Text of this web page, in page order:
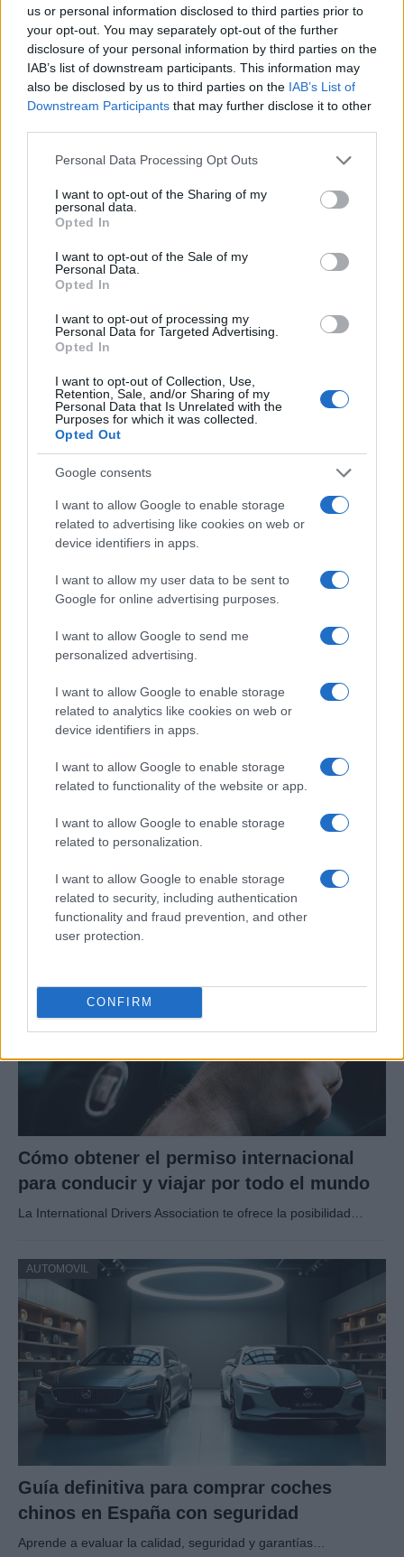
us or personal information disclosed to third parties prior to
your opt-out. You may separately opt-out of the further
disclosure of your personal information by third parties on the
IAB’s list of downstream participants. This information may
also be disclosed by us to third parties on the IAB’s List of
Downstream Participants that may further disclose it to other
Please note that this website/app uses one or more Google
not limited to your visit or usage behaviour. You may click to
grant or deny consent to Google and its third-party tags to
use your data for below specified purposes in below Google
consent section.
Personal Data Processing Opt Outs
I want to opt-out of the Sharing of my
personal data.
Opted In
I want to opt-out of the Sale of my
Personal Data.
Opted In
I want to opt-out of processing my
Personal Data for Targeted Advertising.
Opted In
I want to opt-out of Collection, Use,
Retention, Sale, and/or Sharing of my
Personal Data that Is Unrelated with the
Purposes for which it was collected.
Opted Out
Google consents
I want to allow Google to enable storage
related to advertising like cookies on web or
device identifiers in apps.
I want to allow my user data to be sent to
Google for online advertising purposes.
I want to allow Google to send me
personalized advertising.
I want to allow Google to enable storage
related to analytics like cookies on web or
device identifiers in apps.
I want to allow Google to enable storage
related to functionality of the website or app.
I want to allow Google to enable storage
related to personalization.
I want to allow Google to enable storage
related to security, including authentication
functionality and fraud prevention, and other
user protection.
CONFIRM
Los coches más buscados
Con el objetivo de determinar cuáles son…
AUTOMOVIL
Compra tu coche de segunda mano en
Heycar
¿Estás pensando en renovar tu coche? Apostar por…
AUTOMOVIL
Cupra Raval: un eléctrico compacto con
carácter deportivo
Prueba y análisis del Cupra Raval: compacto, producido…
AUTOMOVIL
Cómo obtener el permiso internacional
para conducir y viajar por todo el mundo
La International Drivers Association te ofrece la posibilidad…
AUTOMOVIL
Guía definitiva para comprar coches
chinos en España con seguridad
Aprende a evaluar la calidad, seguridad y garantías…